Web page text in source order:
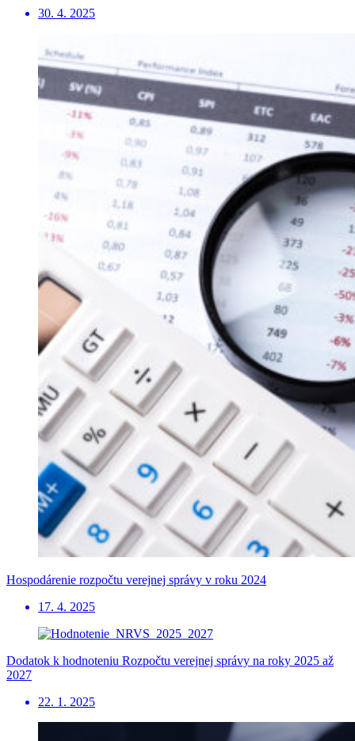
30. 4. 2025
Hospodárenie rozpočtu verejnej správy v roku 2024
17. 4. 2025
Dodatok k hodnoteniu Rozpočtu verejnej správy na roky 2025 až
2027
22. 1. 2025